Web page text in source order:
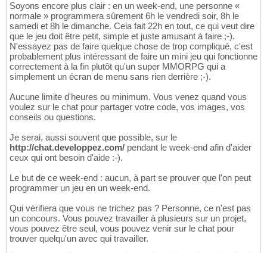
Soyons encore plus clair : en un week-end, une personne «
normale » programmera sûrement 6h le vendredi soir, 8h le
samedi et 8h le dimanche. Cela fait 22h en tout, ce qui veut dire
que le jeu doit être petit, simple et juste amusant à faire ;-).
N'essayez pas de faire quelque chose de trop compliqué, c'est
probablement plus intéressant de faire un mini jeu qui fonctionne
correctement à la fin plutôt qu'un super MMORPG qui a
simplement un écran de menu sans rien derrière ;-).
Aucune limite d'heures ou minimum. Vous venez quand vous
voulez sur le chat pour partager votre code, vos images, vos
conseils ou questions.
Je serai, aussi souvent que possible, sur le
http://chat.developpez.com/ pendant le week-end afin d'aider
ceux qui ont besoin d'aide :-).
Le but de ce week-end : aucun, à part se prouver que l'on peut
programmer un jeu en un week-end.
Qui vérifiera que vous ne trichez pas ? Personne, ce n'est pas
un concours. Vous pouvez travailler à plusieurs sur un projet,
vous pouvez être seul, vous pouvez venir sur le chat pour
trouver quelqu'un avec qui travailler.